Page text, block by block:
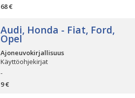
68 €
Audi, Honda - Fiat, Ford,
Opel
Ajoneuvokirjallisuus
Käyttöohjekirjat
-
9 €